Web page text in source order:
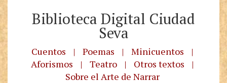
Biblioteca Digital Ciudad
Seva
Cuentos | Poemas | Minicuentos
|
Aforismos
| Teatro | Otros textos
|
Sobre el Arte de Narrar